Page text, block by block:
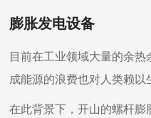
膨胀发电设备
目前在工业领域大量的余
成能源的浪费也对人类赖以
在此背景下，开山的螺杆